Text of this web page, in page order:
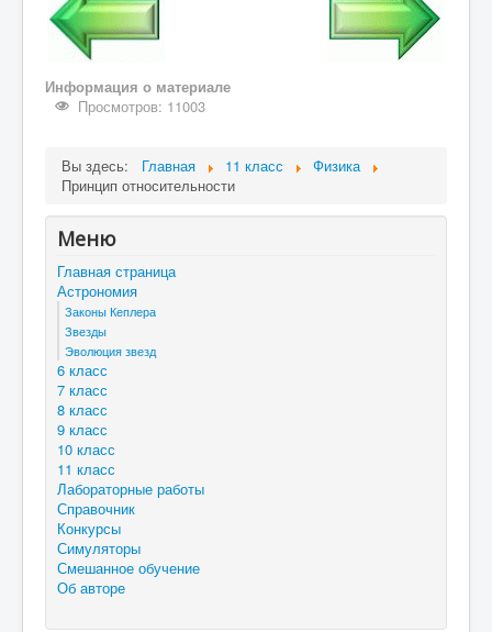
Информация о материале
Просмотров: 11003
Вы здесь: Главная 11 класс
Физика
Принцип относительности
Меню
Главная страница
Астрономия
Законы Кеплера
Звезды
Эволюция звезд
6 класс
7 класс
8 класс
9 класс
10 класс
11 класс
Лабораторные работы
Справочник
Конкурсы
Симуляторы
Смешанное обучение
Об авторе